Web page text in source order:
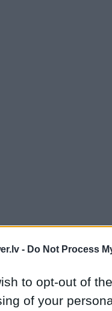
- Do Not Process
to opt-out of
of your